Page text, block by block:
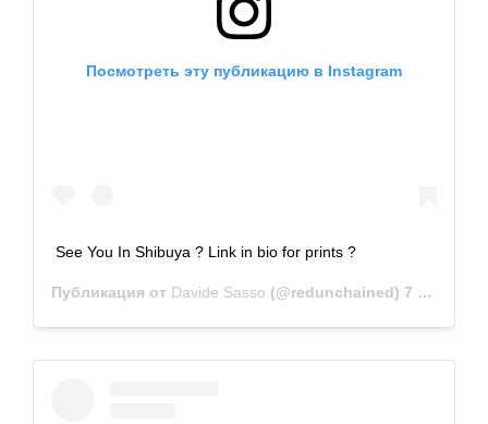
Посмотреть эту публикацию в Instagram
See You In Shibuya ? Link in bio for prints ?
Публикация от Davide Sasso (@redunchained) 7 Мар 2019 в 4:44 PST